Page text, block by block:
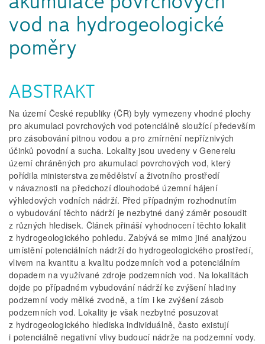
vod na hydrogeologické
poměry
ABSTRAKT
Na území České republiky (ČR) byly vymezeny vhodné plochy
pro akumulaci povrchových vod potenciálně sloužící především
pro zásobování pitnou vodou a pro zmírnění nepříznivých
účinků povodní a sucha. Lokality jsou uvedeny v Generelu
území chráněných pro akumulaci povrchových vod, který
pořídila ministerstva zemědělství a životního prostředí
v návaznosti na předchozí dlouhodobé územní hájení
výhledových vodních nádrží. Před případným rozhodnutím
o vybudování těchto nádrží je nezbytné daný záměr posoudit
z různých hledisek. Článek přináší vyhodnocení těchto lokalit
z hydrogeologického pohledu. Zabývá se mimo jiné analýzou
umístění potenciálních nádrží do hydrogeologického prostředí,
vlivem na kvantitu a kvalitu podzemních vod a potenciálním
dopadem na využívané zdroje podzemních vod. Na lokalitách
dojde po případném vybudování nádrží ke zvýšení hladiny
podzemní vody mělké zvodně, a tím i ke zvýšení zásob
podzemních vod. Lokality je však nezbytné posuzovat
z hydrogeologického hlediska individuálně, často existují
i potenciálně negativní vlivy budoucí nádrže na podzemní vody.